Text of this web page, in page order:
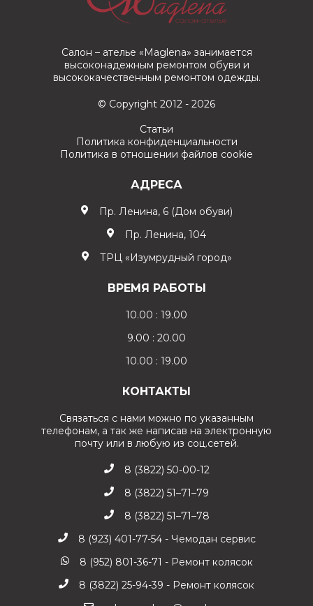
Салон – ателье «Maglena» занимается
высоконадежным ремонтом обуви и
высококачественным ремонтом одежды.
© Copyright 2012 - 2026
Статьи
Политика конфиденциальности
Политика в отношении файлов cookie
АДРЕСА
Пр. Ленина, 6 (Дом обуви)
Пр. Ленина, 104
ТРЦ «Изумрудный город»
ВРЕМЯ РАБОТЫ
10.00 : 19.00
9.00 : 20.00
10.00 : 19.00
КОНТАКТЫ
Связаться с нами можно по указанным
телефонам, а так же написав на электронную
почту или в любую из соц.сетей.
8 (3822) 50-00-12
8 (3822) 51–71–79
8 (3822) 51–71–78
8 (923) 401-77-54 - Чемодан сервис
8 (952) 801-36-71 - Ремонт колясок
8 (3822) 25-94-39 - Ремонт колясок